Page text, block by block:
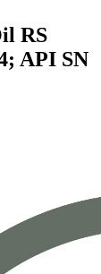
RS
API SN